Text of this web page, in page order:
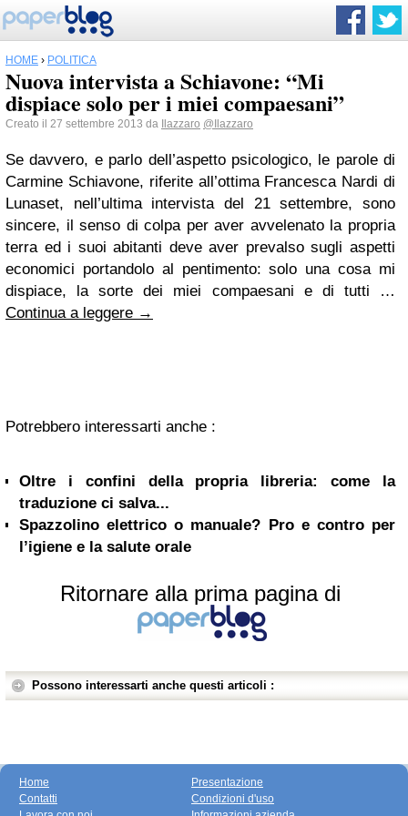
HOME › POLITICA
Nuova intervista a Schiavone: “Mi
dispiace solo per i miei compaesani”
Creato il 27 settembre 2013 da Ilazzaro @Ilazzaro
Se davvero, e parlo dell’aspetto psicologico, le parole di
Carmine Schiavone, riferite all’ottima Francesca Nardi di
Lunaset, nell’ultima intervista del 21 settembre, sono
sincere, il senso di colpa per aver avvelenato la propria
terra ed i suoi abitanti deve aver prevalso sugli aspetti
economici portandolo al pentimento: solo una cosa mi
dispiace, la sorte dei miei compaesani e di tutti …
Continua a leggere →
Potrebbero interessarti anche :
Oltre i confini della propria libreria: come la
traduzione ci salva...
Spazzolino elettrico o manuale? Pro e contro per
l’igiene e la salute orale
Ritornare alla prima pagina di
Possono interessarti anche questi articoli :
Home
Contatti
Presentazione
Condizioni d'uso